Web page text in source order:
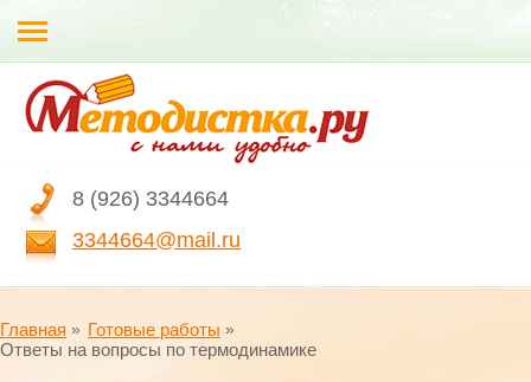
8 (926) 3344664
3344664@mail.ru
Главная
Готовые работы
Ответы на вопросы по термодинамике